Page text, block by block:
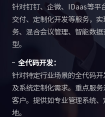
针对钉钉、企微、IDaas等平
交付、定制化开发等服务，
务、混合会议管理、智能数
型。
全代码开发：
针对特定行业场景的全代码
及系统定制化需求。重点服
客户。提供如专业管理系统
地。